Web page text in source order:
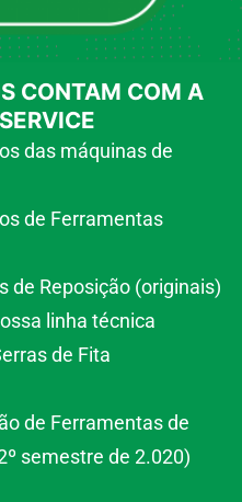
CONTAM COM A
das máquinas de
de Ferramentas
de Reposição (originais)
linha técnica
de Fita
de Ferramentas de
semestre de 2.020)